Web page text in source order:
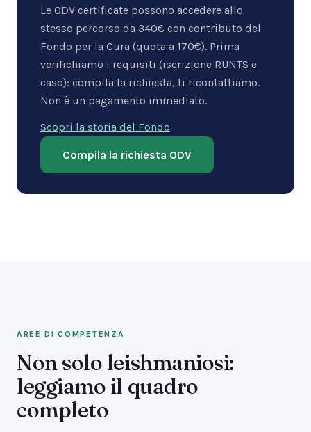
Le ODV certificate possono accedere allo
stesso percorso da 340€ con contributo del
Fondo per la Cura (quota a 170€). Prima
verifichiamo i requisiti (iscrizione RUNTS e
caso): compila la richiesta, ti ricontattiamo.
Non è un pagamento immediato.
Scopri la storia del Fondo
Compila la richiesta ODV
AREE DI COMPETENZA
Non solo leishmaniosi:
leggiamo il quadro
completo